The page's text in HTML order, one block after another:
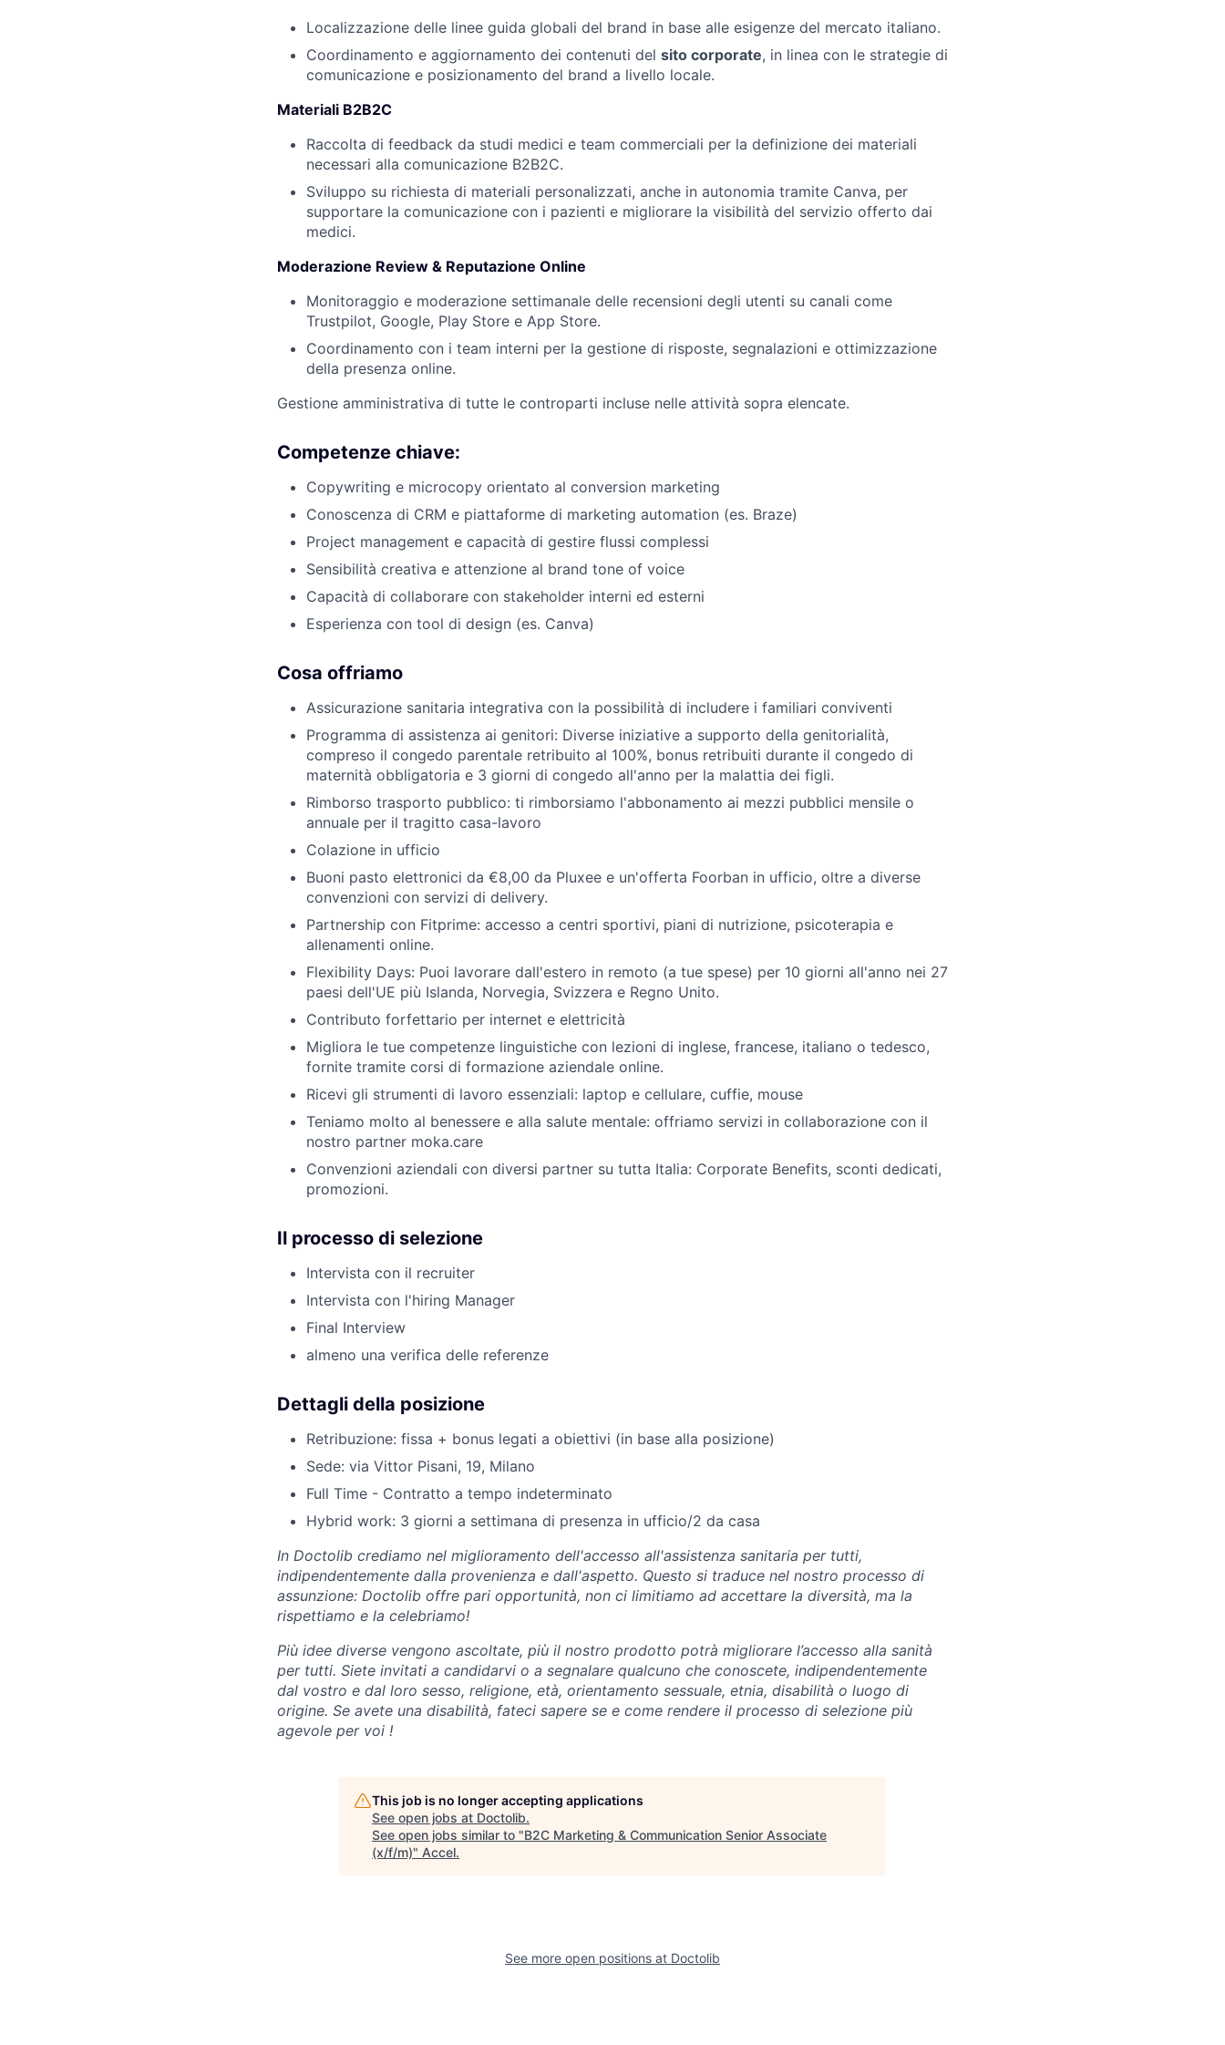
Localizzazione delle linee guida globali del brand in base alle esigenze del mercato italiano.
Coordinamento e aggiornamento dei contenuti del sito corporate, in linea con le strategie di
comunicazione e posizionamento del brand a livello locale.
Materiali B2B2C
Raccolta di feedback da studi medici e team commerciali per la definizione dei materiali
necessari alla comunicazione B2B2C.
Sviluppo su richiesta di materiali personalizzati, anche in autonomia tramite Canva, per
supportare la comunicazione con i pazienti e migliorare la visibilità del servizio offerto dai
medici.
Moderazione Review & Reputazione Online
Monitoraggio e moderazione settimanale delle recensioni degli utenti su canali come
Trustpilot, Google, Play Store e App Store.
Coordinamento con i team interni per la gestione di risposte, segnalazioni e ottimizzazione
della presenza online.
Gestione amministrativa di tutte le controparti incluse nelle attività sopra elencate.
Competenze chiave:
Copywriting e microcopy orientato al conversion marketing
Conoscenza di CRM e piattaforme di marketing automation (es. Braze)
Project management e capacità di gestire flussi complessi
Sensibilità creativa e attenzione al brand tone of voice
Capacità di collaborare con stakeholder interni ed esterni
Esperienza con tool di design (es. Canva)
Cosa offriamo
Assicurazione sanitaria integrativa con la possibilità di includere i familiari conviventi
Programma di assistenza ai genitori: Diverse iniziative a supporto della genitorialità,
compreso il congedo parentale retribuito al 100%, bonus retribuiti durante il congedo di
maternità obbligatoria e 3 giorni di congedo all'anno per la malattia dei figli.
Rimborso trasporto pubblico: ti rimborsiamo l'abbonamento ai mezzi pubblici mensile o
annuale per il tragitto casa-lavoro
Colazione in ufficio
Buoni pasto elettronici da €8,00 da Pluxee e un'offerta Foorban in ufficio, oltre a diverse
convenzioni con servizi di delivery.
Partnership con Fitprime: accesso a centri sportivi, piani di nutrizione, psicoterapia e
allenamenti online.
Flexibility Days: Puoi lavorare dall'estero in remoto (a tue spese) per 10 giorni all'anno nei 27
paesi dell'UE più Islanda, Norvegia, Svizzera e Regno Unito.
Contributo forfettario per internet e elettricità
Migliora le tue competenze linguistiche con lezioni di inglese, francese, italiano o tedesco,
fornite tramite corsi di formazione aziendale online.
Ricevi gli strumenti di lavoro essenziali: laptop e cellulare, cuffie, mouse
Teniamo molto al benessere e alla salute mentale: offriamo servizi in collaborazione con il
nostro partner moka.care
Convenzioni aziendali con diversi partner su tutta Italia: Corporate Benefits, sconti dedicati,
promozioni.
Il processo di selezione
Intervista con il recruiter
Intervista con l'hiring Manager
Final Interview
almeno una verifica delle referenze
Dettagli della posizione
Retribuzione: fissa + bonus legati a obiettivi (in base alla posizione)
Sede: via Vittor Pisani, 19, Milano
Full Time - Contratto a tempo indeterminato
Hybrid work: 3 giorni a settimana di presenza in ufficio/2 da casa
In Doctolib crediamo nel miglioramento dell'accesso all'assistenza sanitaria per tutti,
indipendentemente dalla provenienza e dall'aspetto. Questo si traduce nel nostro processo di
assunzione: Doctolib offre pari opportunità, non ci limitiamo ad accettare la diversità, ma la
rispettiamo e la celebriamo!
Più idee diverse vengono ascoltate, più il nostro prodotto potrà migliorare l’accesso alla sanità
per tutti. Siete invitati a candidarvi o a segnalare qualcuno che conoscete, indipendentemente
dal vostro e dal loro sesso, religione, età, orientamento sessuale, etnia, disabilità o luogo di
origine. Se avete una disabilità, fateci sapere se e come rendere il processo di selezione più
agevole per voi !
This job is no longer accepting applications
See open jobs at Doctolib.
See open jobs similar to "B2C Marketing & Communication Senior Associate
(x/f/m)" Accel.
See more open positions at Doctolib